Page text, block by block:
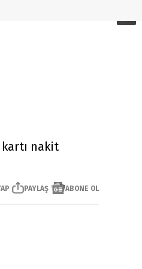
kartı nakit
PAYLAŞ ABONE OL